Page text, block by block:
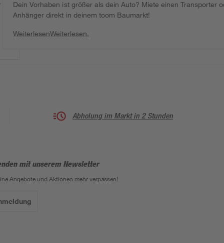
Dein Vorhaben ist größer als dein Auto? Miete einen Transporter
Anhänger direkt in deinem toom Baumarkt!
WeiterlesenWeiterlesen.
Abholung im Markt in 2 Stunden
mit unserem Newsletter
Angebote und Aktionen mehr verpassen!